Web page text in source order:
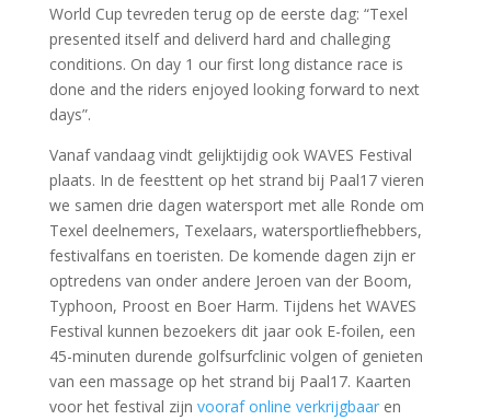
World Cup tevreden terug op de eerste dag: “Texel
presented itself and deliverd hard and challeging
conditions. On day 1 our first long distance race is
done and the riders enjoyed looking forward to next
days”.
Vanaf vandaag vindt gelijktijdig ook WAVES Festival
plaats. In de feesttent op het strand bij Paal17 vieren
we samen drie dagen watersport met alle Ronde om
Texel deelnemers, Texelaars, watersportliefhebbers,
festivalfans en toeristen. De komende dagen zijn er
optredens van onder andere Jeroen van der Boom,
Typhoon, Proost en Boer Harm. Tijdens het WAVES
Festival kunnen bezoekers dit jaar ook E-foilen, een
45-minuten durende golfsurfclinic volgen of genieten
van een massage op het strand bij Paal17. Kaarten
voor het festival zijn vooraf online verkrijgbaaren